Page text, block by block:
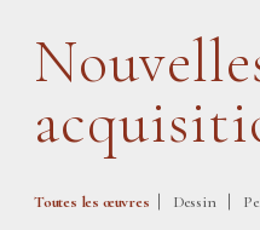
Toutes les œuvres | Dessin |